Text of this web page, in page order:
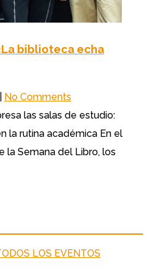
biblioteca echa
No Comments
las salas de estudio:
la rutina académica En el
la Semana del Libro, los
LOS EVENTOS